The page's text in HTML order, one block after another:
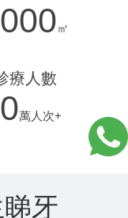
㎡
療人數
萬人次+
牙